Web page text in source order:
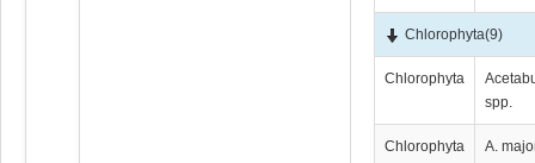
Chlorophyta(9)
Chlorophyta
spp.
Chlorophyta A.